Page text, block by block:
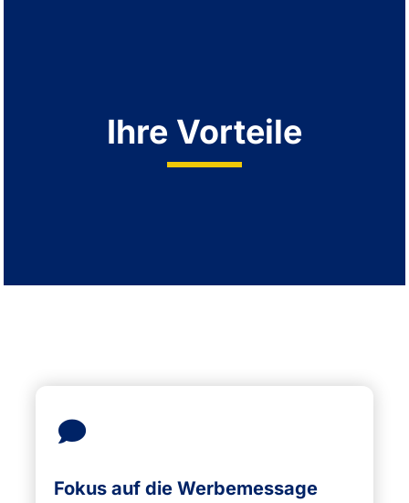
Ihre Vorteile
Fokus auf die Werbemessage